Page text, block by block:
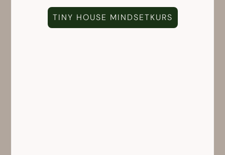
TINY HOUSE MINDSETKURS